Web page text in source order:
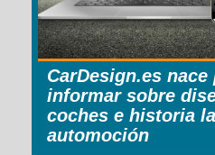
CarDesign.es nace
informar sobre
coches e historia la
automoción